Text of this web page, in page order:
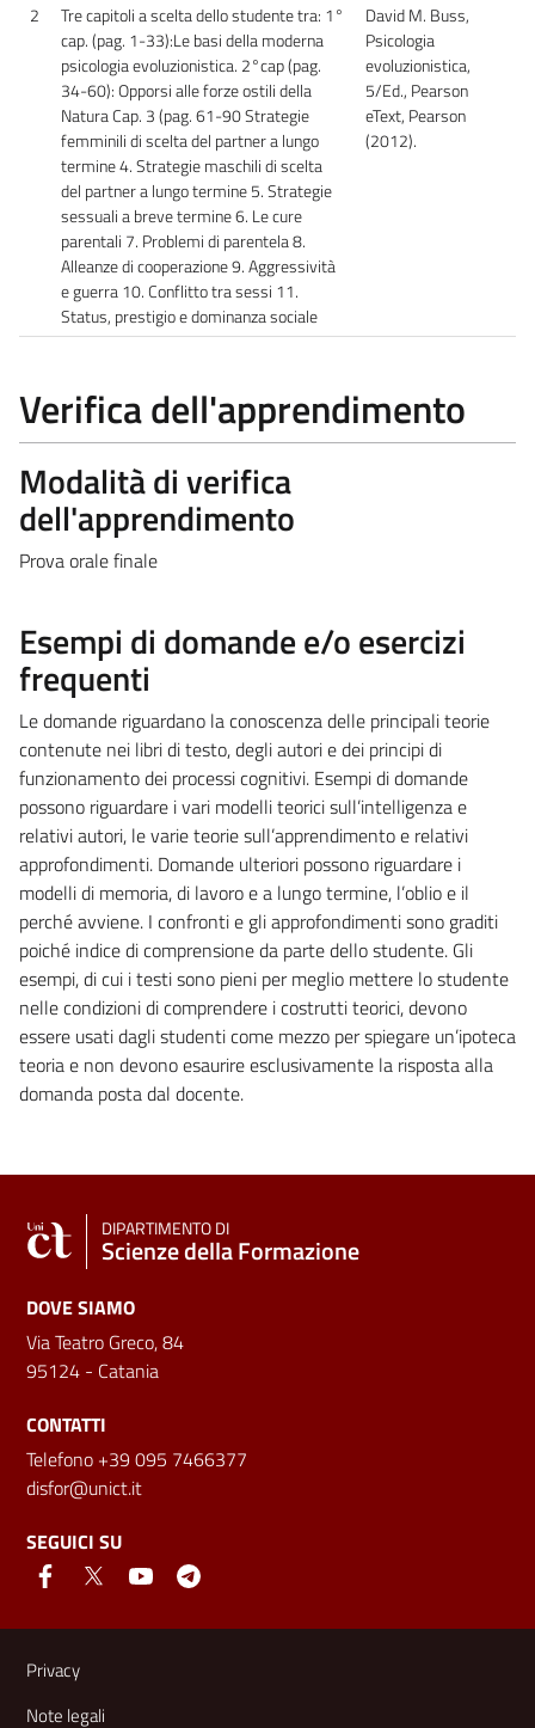
2
Tre capitoli a scelta dello studente tra: 1°
cap. (pag. 1-33):Le basi della moderna
psicologia evoluzionistica. 2°cap (pag.
34-60): Opporsi alle forze ostili della
Natura Cap. 3 (pag. 61-90 Strategie
femminili di scelta del partner a lungo
termine 4. Strategie maschili di scelta
del partner a lungo termine 5. Strategie
sessuali a breve termine 6. Le cure
parentali 7. Problemi di parentela 8.
Alleanze di cooperazione 9. Aggressività
e guerra 10. Conflitto tra sessi 11.
Status, prestigio e dominanza sociale
David M. Buss,
Psicologia
evoluzionistica,
5/Ed., Pearson
eText, Pearson
(2012).
Verifica dell'apprendimento
Modalità di verifica
dell'apprendimento
Prova orale finale
Esempi di domande e/o esercizi
frequenti
Le domande riguardano la conoscenza delle principali teorie
contenute nei libri di testo, degli autori e dei principi di
funzionamento dei processi cognitivi. Esempi di domande
possono riguardare i vari modelli teorici sull’intelligenza e
relativi autori, le varie teorie sull’apprendimento e relativi
approfondimenti. Domande ulteriori possono riguardare i
modelli di memoria, di lavoro e a lungo termine, l’oblio e il
perché avviene. I confronti e gli approfondimenti sono graditi
poiché indice di comprensione da parte dello studente. Gli
esempi, di cui i testi sono pieni per meglio mettere lo studente
nelle condizioni di comprendere i costrutti teorici, devono
essere usati dagli studenti come mezzo per spiegare un’ipoteca
teoria e non devono esaurire esclusivamente la risposta alla
domanda posta dal docente.
DIPARTIMENTO DI
Scienze della Formazione
DOVE SIAMO
Via Teatro Greco, 84
95124 - Catania
CONTATTI
Telefono +39 095 7466377
disfor@unict.it
SEGUICI SU
Link e informazioni utili
Privacy
Note legali